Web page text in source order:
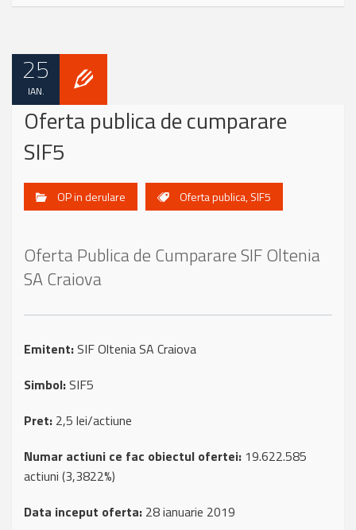
25
IAN.
Oferta publica de cumparare
SIF5
OP in derulare Oferta publica,SIF5
Oferta Publica de Cumparare SIF Oltenia
SA Craiova
Emitent:SIF Oltenia SA Craiova
Simbol:SIF5
Pret: 2,5 lei/actiune
Numar actiuni ce fac obiectul ofertei: 19.622.585
actiuni (3,3822%)
Data inceput oferta: 28 ianuarie 2019